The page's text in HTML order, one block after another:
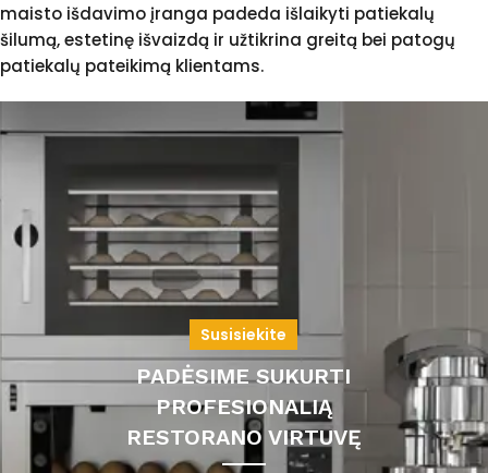
maisto išdavimo įranga padeda išlaikyti patiekalų
šilumą, estetinę išvaizdą ir užtikrina greitą bei patogų
patiekalų pateikimą klientams.
Susisiekite
PADĖSIME SUKURTI
PROFESIONALIĄ
RESTORANO VIRTUVĘ